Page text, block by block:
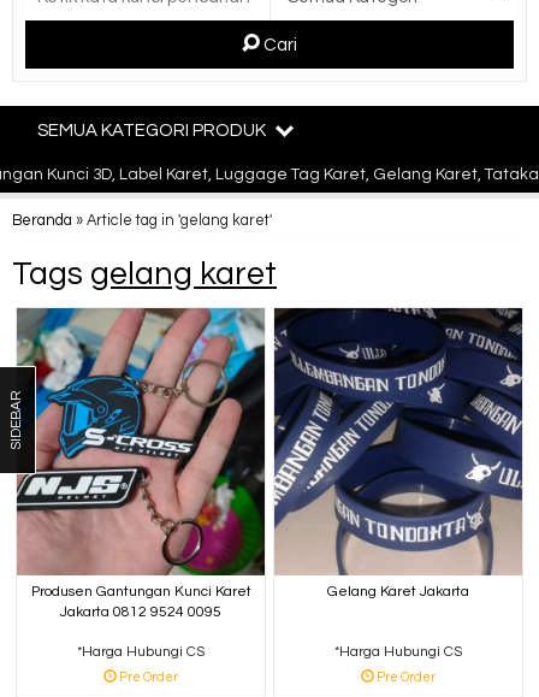
Cari
SEMUA KATEGORI PRODUK
Kunci 3D, Label Karet, Luggage Tag Karet, Gelang Karet,
Beranda » Article tag in 'gelang karet'
Tags gelang karet
Produsen Gantungan Kunci Karet
Jakarta 0812 9524 0095
*Harga Hubungi CS
Pre Order
Gelang Karet Jakarta
*Harga Hubungi CS
Pre Order
SIDEBAR